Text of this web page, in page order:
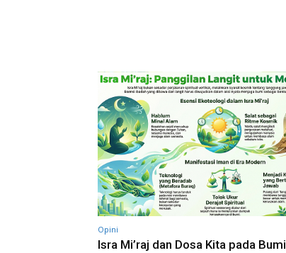
Opini
Isra Mi’raj dan Dosa Kita pada Bumi